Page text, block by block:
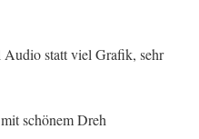
statt viel Grafik, sehr
schönem Dreh